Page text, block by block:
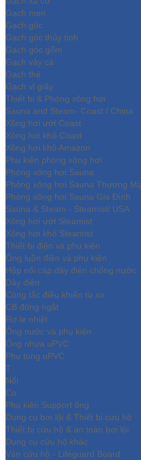
Gạch men
Gạch góc
Gạch góc thủy tinh
Gạch góc gốm
Gạch vảy cá
Gạch thẻ
Gạch vỉ giấy
Thiết bị & Phòng xông hơi
Sauna and Steam- Coast / China
Xông hơi ướt Coast
Xông hơi khô Coast
Xông hơi khô Amazon
Phụ kiện phòng xông hơi
Phòng xông hơi Sauna
Phòng xông hơi Sauna Thương
Phòng xông hơi Sauna Gia Đình
Sauna & Steam - Steamist/ USA
Xông hơi ướt Steamist
Xông hơi khô Steamist
Thiết bị điện và phụ kiện
Ống luồn điện và phụ kiện
Hộp nối cáp dây điện chống nước
Dây điện
Công tắc điều khiển từ xa
CB đóng ngắt
Rơ le nhiệt
Ống nước và phụ kiện
Ống nhựa uPVC
Phụ tùng uPVC
T
Nối
Co
Phụ kiện Support ống
Dụng cụ bơi lội & Thiết bị cứu hộ
Thiết bị cứu hộ & an toàn bơi lội
Dụng cụ cứu hộ khác
Ván cứu hộ - Lifeguard Board